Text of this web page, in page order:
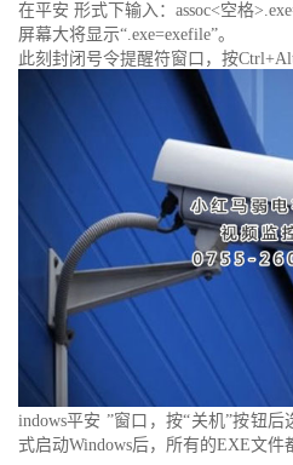
在平安 形式下输入：assoc<空格
屏幕大将显示“.exe=exefile”。
此刻封闭号令提醒符窗口，按
indows平安 ”窗口，按“关机”按钮
式启动Windows后，所有的EXE文件